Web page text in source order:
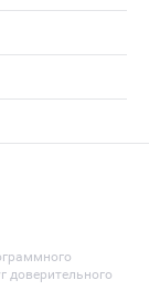
доверительного